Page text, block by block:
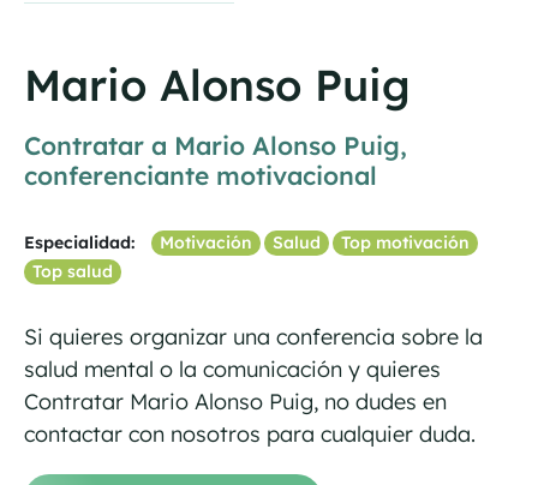
Mario Alonso Puig
Contratar a Mario Alonso Puig,
conferenciante motivacional
Especialidad: Motivación Salud
Top motivación
Top salud
Si quieres organizar una conferencia sobre la
salud mental o la comunicación y quieres
Contratar Mario Alonso Puig, no dudes en
contactar con nosotros para cualquier duda.